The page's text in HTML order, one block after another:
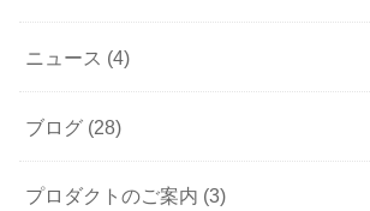
ニュース (4)
ブログ (28)
プロダクトのご案内 (3)